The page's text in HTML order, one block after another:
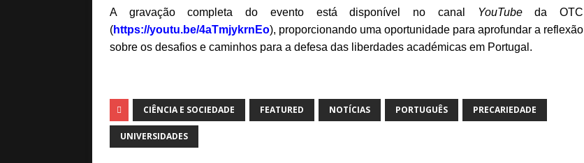
A gravação completa do evento está disponível no canal YouTubeda OTC
(https://youtu.be/4aTmjykrnEo), proporcionando uma oportunidade para aprofundar a reflexão
sobre os desafios e caminhos para a defesa das liberdades académicas em Portugal.
CIÊNCIA E SOCIEDADE FEATURED NOTÍCIAS PORTUGUÊS PRECARIEDADE
UNIVERSIDADES